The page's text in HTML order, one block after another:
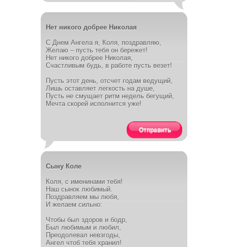
Нет никого добрее Николая
С Днем Ангела я, Коля, поздравляю,
Желаю – пусть тебя он бережет!
Нет никого добрее Николая,
Счастливым будь, в работе пусть везет!
Пусть этот день, отсчет годам ведущий,
Лишь оставляет легкость на душе,
Пусть не смущает ритм недель бегущий,
Мечта скорей исполнится уже!
Отправить
Сыну Коле
Коля, с именинами тебя!
Наш сынок любимый.
Поздравляем мы любя,
И желаем сильно:
Чтобы был здоров и бодр,
Был любимым и любил,
Преодолевал невзгоды,
Ангел чтоб тебя хранил!